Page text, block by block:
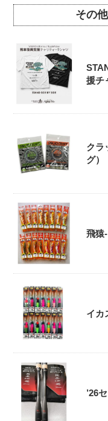
その
援チ
クラ
グ）
飛猿
イカ
’26